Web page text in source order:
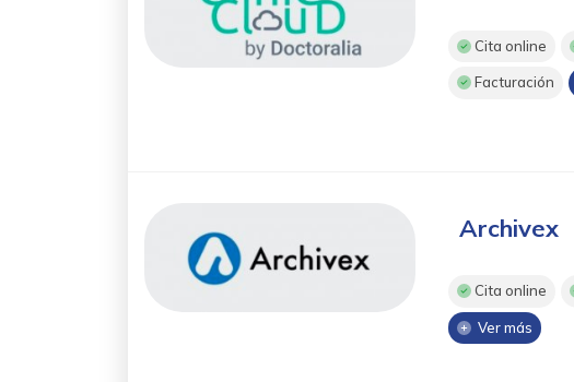
Cita online
Facturación
Archivex
Cita online
Ver más